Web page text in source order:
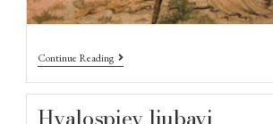
Continue Reading